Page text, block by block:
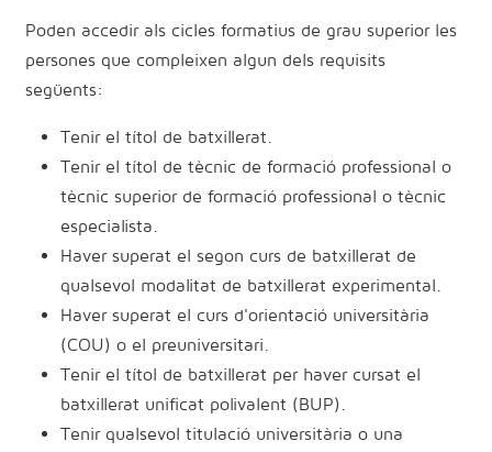
Poden accedir als cicles formatius de grau superior les
persones que compleixen algun dels requisits
següents:
Tenir el títol de batxillerat.
Tenir el títol de tècnic de formació professional o
tècnic superior de formació professional o tècnic
especialista.
Haver superat el segon curs de batxillerat de
qualsevol modalitat de batxillerat experimental.
Haver superat el curs d'orientació universitària
(COU) o el preuniversitari.
Tenir el títol de batxillerat per haver cursat el
batxillerat unificat polivalent (BUP).
Tenir qualsevol titulació universitària o una